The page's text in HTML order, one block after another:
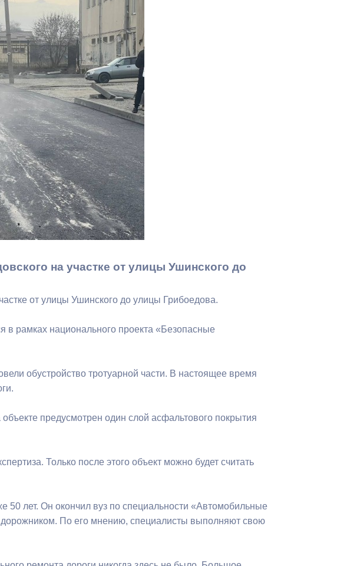
Противодействие коррупции
Градостроительная деятельность
состоящих на
нуждающихся в
условий по
Формирование комфортной
городской среды
Бюджет для граждан
Пространственные сведения
Гражданская оборона в
чрезвычайных ситуациях
Незаконное строительство
решений и
Информация финансового
Бесплатная юридическая помощь
на участке от улицы Ушинского до
от улицы Ушинского до улицы Грибоедова.
в рамках национального проекта «Безопасные
обустройство тротуарной части. В настоящее время
предусмотрен один слой асфальтового покрытия
Только после этого объект можно будет считать
лет. Он окончил вуз по специальности «Автомобильные
По его мнению, специалисты выполняют свою